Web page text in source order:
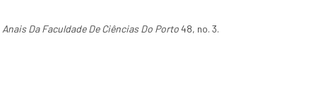
Anais Da Faculdade De Ciências Do Porto48, no. 3.